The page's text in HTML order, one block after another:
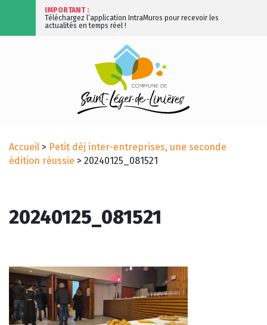
IMPORTANT :
Téléchargez l’application IntraMuros pour recevoir les
actualités en temps réel !
Accueil > Petit déj inter-entreprises, une seconde
édition réussie > 20240125_081521
20240125_081521